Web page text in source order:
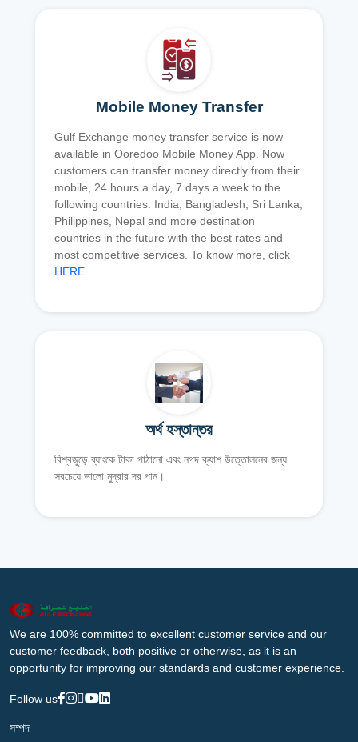
Mobile Money Transfer
Gulf Exchange money transfer service is now
available in Ooredoo Mobile Money App. Now
customers can transfer money directly from their
mobile, 24 hours a day, 7 days a week to the
following countries: India, Bangladesh, Sri Lanka,
Philippines, Nepal and more destination
countries in the future with the best rates and
most competitive services. To know more, click
HERE.
অর্থ হস্তান্তর
বিশ্বজুড়ে ব্যাংকে টাকা পাঠানো এবং নগদ ক্যাশ উত্তোলনের জন্য
সবচেয়ে ভালো মুদ্রার দর পান।
We are 100% committed to excellent customer service and our
customer feedback, both positive or otherwise, as it is an
opportunity for improving our standards and customer experience.
Follow us
সম্পদ